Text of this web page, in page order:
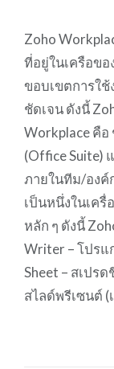
Zoho
ที่อยู่ในเครือข
ขอบเขตการใ
ชัดเจน ดังนี้
Workplace คื
(Office Suite)
ภายในทีม/องค์
เป็นหนึ่งในเค
หลัก ๆ ดังนี้
Writer – โปรแ
Sheet – สเปรด
สไลด์พรีเซนต์